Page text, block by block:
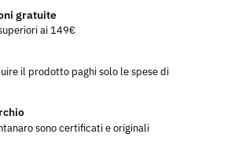
gratuite
ai 149€
sono certificati e originali